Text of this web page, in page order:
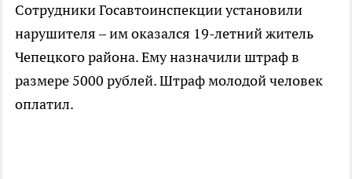
Сотрудники Госавтоинспекции установили
нарушителя – им оказался 19-летний житель
Чепецкого района. Ему назначили штраф в
размере 5000 рублей. Штраф молодой человек
оплатил.